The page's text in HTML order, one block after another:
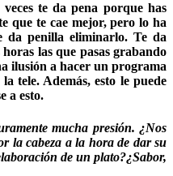
te da pena porque has
que te cae mejor, pero lo ha
da penilla eliminarlo. Te da
las que pasas grabando
ilusión a hacer un programa
tele. Además, esto le puede
a esto.
mucha presión. ¿Nos
la cabeza a la hora de dar su
de un plato?¿Sabor,